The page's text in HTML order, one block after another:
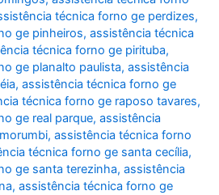
técnica forno ge perdizes,
ge pinheiros,assistência técnica
técnica forno ge pirituba,
ge planalto paulista,assistência
,assistência técnica forno ge
técnica forno ge raposo tavares,
ge real parque,assistência
,assistência técnica forno
técnica forno ge santa cecília,
ge santa terezinha,assistência
,assistência técnica forno ge